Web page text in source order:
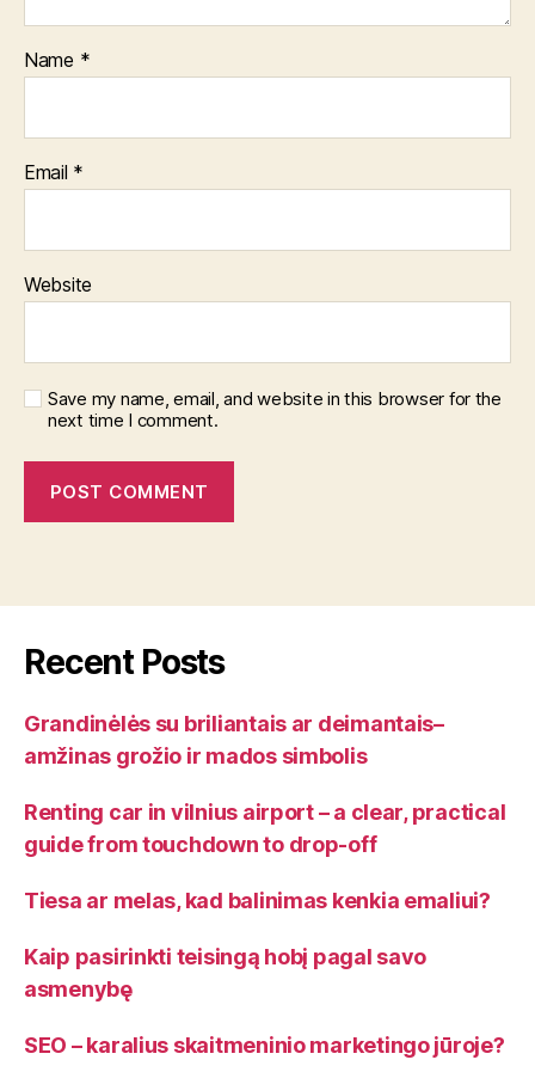
Name *
Email *
Website
Save my name, email, and website in this browser for the
next time I comment.
Recent Posts
Grandinėlės su briliantais ar deimantais–
amžinas grožio ir mados simbolis
Renting car in vilnius airport – a clear, practical
guide from touchdown to drop-off
Tiesa ar melas, kad balinimas kenkia emaliui?
Kaip pasirinkti teisingą hobį pagal savo
asmenybę
SEO – karalius skaitmeninio marketingo jūroje?